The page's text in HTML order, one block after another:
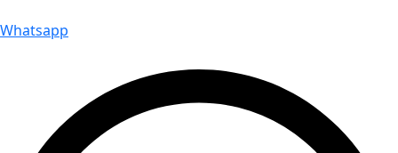
Whatsapp